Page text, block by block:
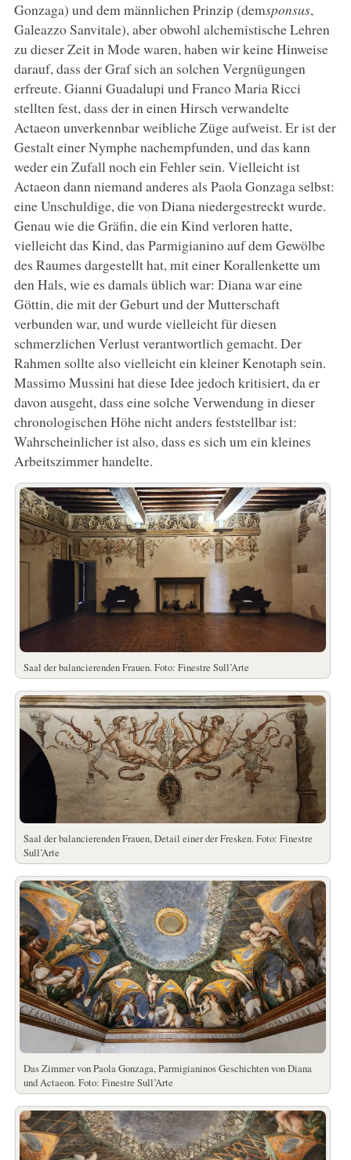
Gonzaga) und dem männlichen Prinzip (demsponsus,
Galeazzo Sanvitale), aber obwohl alchemistische Lehren
zu dieser Zeit in Mode waren, haben wir keine Hinweise
darauf, dass der Graf sich an solchen Vergnügungen
erfreute. Gianni Guadalupi und Franco Maria Ricci
stellten fest, dass der in einen Hirsch verwandelte
Actaeon unverkennbar weibliche Züge aufweist. Er ist der
Gestalt einer Nymphe nachempfunden, und das kann
weder ein Zufall noch ein Fehler sein. Vielleicht ist
Actaeon dann niemand anderes als Paola Gonzaga selbst:
eine Unschuldige, die von Diana niedergestreckt wurde.
Genau wie die Gräfin, die ein Kind verloren hatte,
vielleicht das Kind, das Parmigianino auf dem Gewölbe
des Raumes dargestellt hat, mit einer Korallenkette um
den Hals, wie es damals üblich war: Diana war eine
Göttin, die mit der Geburt und der Mutterschaft
verbunden war, und wurde vielleicht für diesen
schmerzlichen Verlust verantwortlich gemacht. Der
Rahmen sollte also vielleicht ein kleiner Kenotaph sein.
Massimo Mussini hat diese Idee jedoch kritisiert, da er
davon ausgeht, dass eine solche Verwendung in dieser
chronologischen Höhe nicht anders feststellbar ist:
Wahrscheinlicher ist also, dass es sich um ein kleines
Arbeitszimmer handelte.
Saal der balancierenden Frauen. Foto: Finestre Sull’Arte
Saal der balancierenden Frauen, Detail einer der Fresken. Foto: Finestre
Sull’Arte
Das Zimmer von Paola Gonzaga, Parmigianinos Geschichten von Diana
und Actaeon. Foto: Finestre Sull’Arte